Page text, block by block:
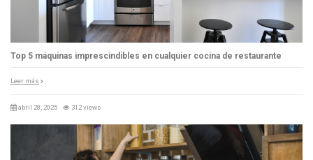
Top 5 máquinas imprescindibles en cualquier cocina de restaurante
Leer más
abril 28, 2025 312 views